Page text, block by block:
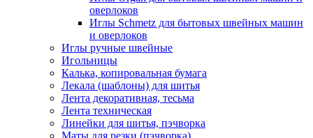
оверлоков
Иглы Schmetz для бытовых швейных машин
и оверлоков
Иглы ручные швейные
Игольницы
Калька, копировальная бумага
Лекала (шаблоны) для шитья
Лента декоративная, тесьма
Лента техническая
Линейки для шитья, пэчворка
Маты для резки (пэчворка)